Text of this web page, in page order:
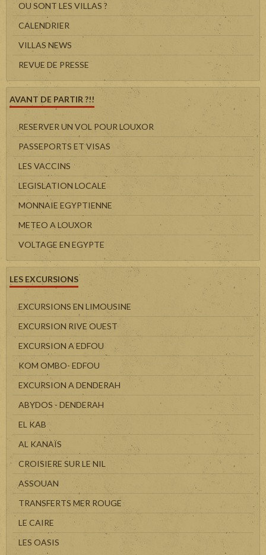
OU SONT LES VILLAS ?
CALENDRIER
VILLAS NEWS
REVUE DE PRESSE
AVANT DE PARTIR ?!!
RESERVER UN VOL POUR LOUXOR
PASSEPORTS ET VISAS
LES VACCINS
LEGISLATION LOCALE
MONNAIE EGYPTIENNE
METEO A LOUXOR
VOLTAGE EN EGYPTE
LES EXCURSIONS
EXCURSIONS EN LIMOUSINE
EXCURSION RIVE OUEST
EXCURSION A EDFOU
KOM OMBO- EDFOU
EXCURSION A DENDERAH
ABYDOS - DENDERAH
EL KAB
AL KANAÏS
CROISIERE SUR LE NIL
ASSOUAN
TRANSFERTS MER ROUGE
LE CAIRE
LES OASIS